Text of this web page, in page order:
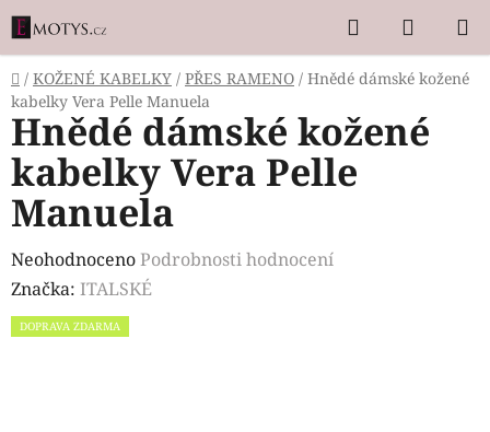
Přejít
na
obsah
Hledat
KOŠÍK
Domů
/ KOŽENÉ KABELKY / PŘES RAMENO / Hnědé dámské kožené
kabelky Vera Pelle Manuela
Hnědé dámské kožené
kabelky Vera Pelle
Manuela
Průměrné
hodnocení
produktu
NeohodnocenoPodrobnosti hodnocení
Značka: ITALSKÉ
DOPRAVA ZDARMA